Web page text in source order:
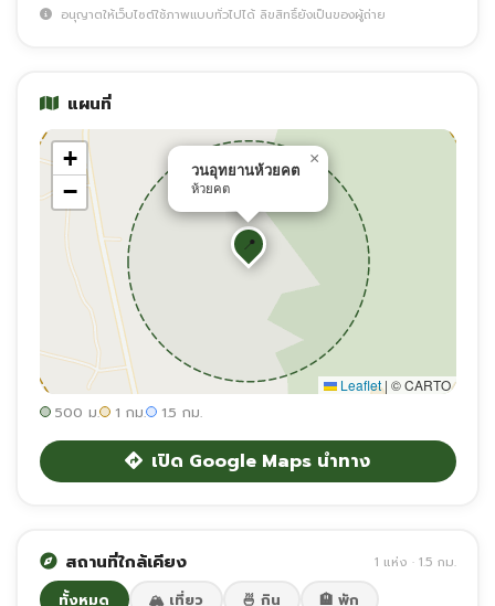
อนุญาตให้เว็บไซต์ใช้ภาพแบบทั่วไปได้ ลิขสิทธิ์ยังเป็นของผู้ถ่าย
แผนที่
📍
วนอุทยานห้วยคต
ห้วยคต
×
+
−
Leaflet | © CARTO
500 ม. 1 กม. 1.5 กม.
เปิด Google Maps นำทาง
สถานที่ใกล้เคียง 1 แห่ง · 1.5 กม.
ทั้งหมด 🏔️ เที่ยว 🍜 กิน 🏨 พัก